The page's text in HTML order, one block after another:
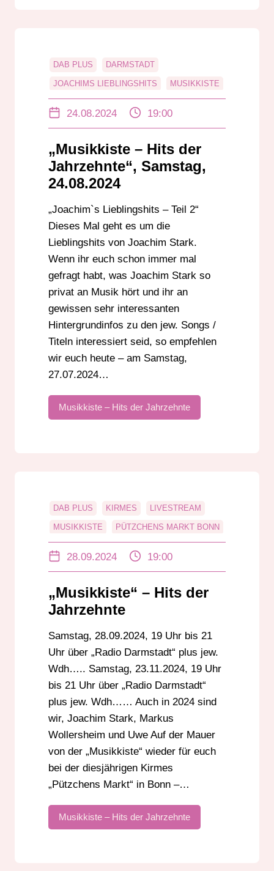
DAB PLUS DARMSTADT
JOACHIMS LIEBLINGSHITS MUSIKKISTE
UKW
24.08.2024 19:00
„Musikkiste – Hits der
Jahrzehnte“, Samstag,
24.08.2024
„Joachim`s Lieblingshits – Teil 2“
Dieses Mal geht es um die
Lieblingshits von Joachim Stark.
Wenn ihr euch schon immer mal
gefragt habt, was Joachim Stark so
privat an Musik hört und ihr an
gewissen sehr interessanten
Hintergrundinfos zu den jew. Songs /
Titeln interessiert seid, so empfehlen
wir euch heute – am Samstag,
27.07.2024…
Musikkiste – Hits der Jahrzehnte
DAB PLUS KIRMES LIVESTREAM
MUSIKKISTE PÜTZCHENS MARKT BONN
28.09.2024 19:00
„Musikkiste“ – Hits der
Jahrzehnte
Samstag, 28.09.2024, 19 Uhr bis 21
Uhr über „Radio Darmstadt“ plus jew.
Wdh….. Samstag, 23.11.2024, 19 Uhr
bis 21 Uhr über „Radio Darmstadt“
plus jew. Wdh…… Auch in 2024 sind
wir, Joachim Stark, Markus
Wollersheim und Uwe Auf der Mauer
von der „Musikkiste“ wieder für euch
bei der diesjährigen Kirmes
„Pützchens Markt“ in Bonn –…
Musikkiste – Hits der Jahrzehnte